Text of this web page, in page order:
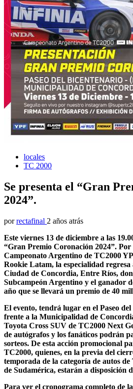
locales
TC 2000
Se presenta el “Gran
2024”.
por rectafinal 2 años atrás
Este viernes 13 de diciembre a las
“Gran Premio Coronación 2024”. Por
Campeonato Argentino de TC2000
Rookie Latam, la especialidad
Ciudad de Concordia, Entre Ríos,
Subcampeón Argentino y el ganador
año que se llevará un premio de 40
El evento, tendrá lugar en el Paseo
frente a la Municipalidad de
Toyota Cross SUV de TC2000 Next
de autógrafos y los fanáticos podrán
sorteos. De esta acción promocional
TC2000, quienes, en la previa del
temporada de la categoría de autos
de Sudamérica, estarán a disposición
Para ver el cronograma completo de